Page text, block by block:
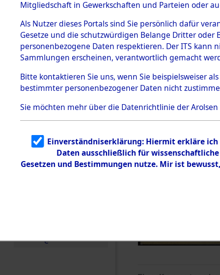
1.
mente
5. Verschiedenes
5.3
Todesmärsche
5.3.1 Alliierte
Erhebungen
zu
Todesmärsch
en
5.3.2
Identifizierun
g
5.3.3
Todesmärsch
e
→0126
Mitgliedschaft in Gewerkschaften und Parteien oder
Als Nutzer dieses Portals sind Sie persönlich dafür
Gesetze und die schutzwürdigen Belange Dritter
personenbezogene Daten respektieren. Der ITS
Sammlungen erscheinen, verantwortlich gemacht
Bitte kontaktieren Sie uns, wenn Sie beispielsweiser
bestimmter personenbezogener Daten nicht
Sie möchten mehr über die Datenrichtlinie der Arolsen
Einverständniserklärung: Hiermit erkläre
Daten ausschließlich für
Gesetzen und Bestimmungen nutze. Mir ist